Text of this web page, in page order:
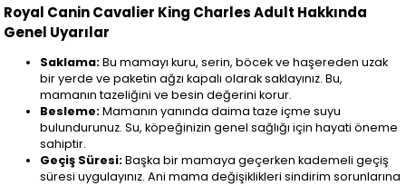
Royal Canin Cavalier King Charles Adult Hakkında
Genel Uyarılar
Saklama:Bu mamayı kuru, serin, böcek ve haşereden uzak
bir yerde ve paketin ağzı kapalı olarak saklayınız. Bu,
mamanın tazeliğini ve besin değerini korur.
Besleme:Mamanın yanında daima taze içme suyu
bulundurunuz. Su, köpeğinizin genel sağlığı için hayati öneme
sahiptir.
Geçiş Süresi:Başka bir mamaya geçerken kademeli geçiş
süresi uygulayınız. Ani mama değişiklikleri sindirim sorunlarına